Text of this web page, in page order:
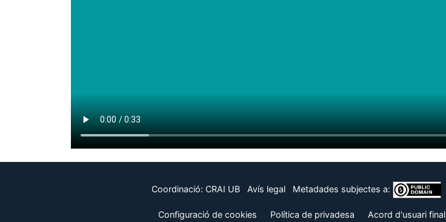
Coordinació: CRAI UB Avís legal Metadades subjectes a:
Configuració de cookies Política de privadesa Acord d'usuari final